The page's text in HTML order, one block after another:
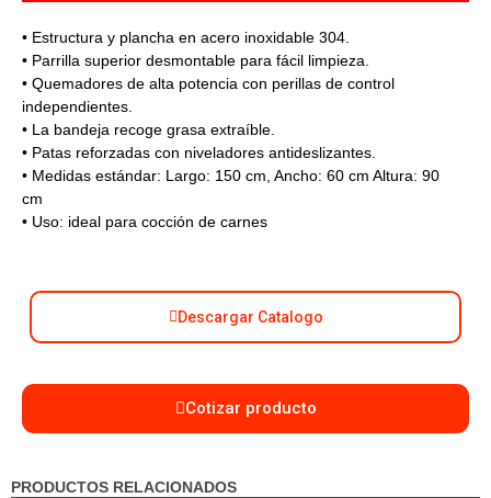
• Estructura y plancha en acero inoxidable 304.
• Parrilla superior desmontable para fácil limpieza.
• Quemadores de alta potencia con perillas de control
independientes.
• La bandeja recoge grasa extraíble.
• Patas reforzadas con niveladores antideslizantes.
• Medidas estándar: Largo: 150 cm, Ancho: 60 cm Altura: 90
cm
• Uso: ideal para cocción de carnes
Descargar Catalogo
Cotizar producto
PRODUCTOS RELACIONADOS